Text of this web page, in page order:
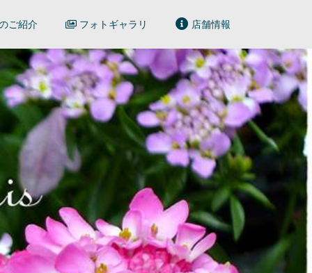
ご紹介 フォトギャラリ 店舗情報